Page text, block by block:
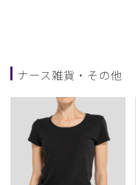
ナース雑貨・その他